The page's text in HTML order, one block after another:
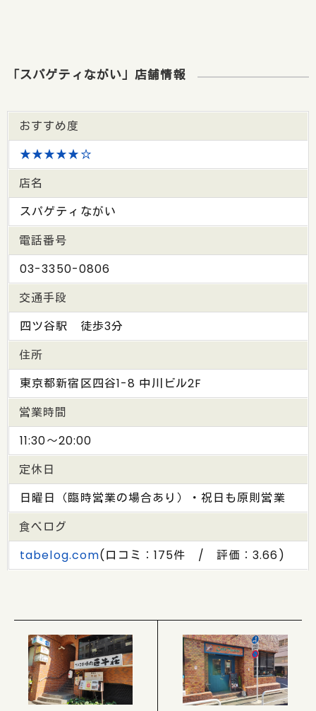
「スパゲティながい」店舗情報
おすすめ度
★★★★★☆
店名
スパゲティながい
電話番号
03-3350-0806
交通手段
四ツ谷駅 徒歩3分
住所
東京都新宿区四谷1-8 中川ビル2F
営業時間
11:30～20:00
定休日
日曜日（臨時営業の場合あり）・祝日も原則営業
食べログ
tabelog.com(口コミ：175件 / 評価：3.66)